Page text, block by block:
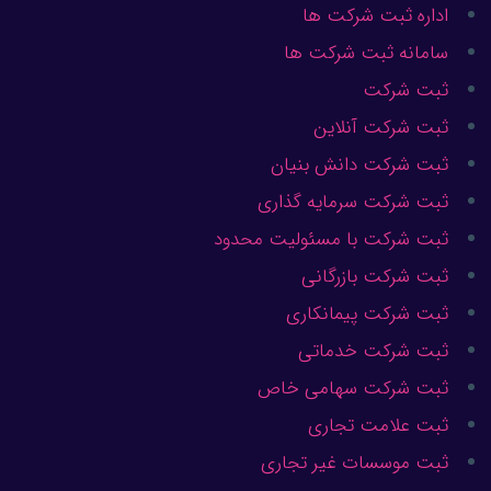
اداره ثبت شرکت ها
سامانه ثبت شرکت ها
ثبت شرکت
ثبت شرکت آنلاین
ثبت شرکت دانش بنیان
ثبت شرکت سرمایه گذاری
ثبت شرکت با مسئولیت محدود
ثبت شرکت بازرگانی
ثبت شرکت پیمانکاری
ثبت شرکت خدماتی
ثبت شرکت سهامی خاص
ثبت علامت تجاری
ثبت موسسات غیر تجاری